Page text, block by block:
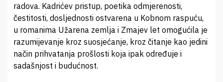
radova. Kadrićev pristup, poetika odmjerenosti,
čestitosti, dosljednosti ostvarena u Kobnom raspuću,
u romanima Užarena zemlja i Zmajev let omogućila je
razumijevanje kroz suosjećanje, kroz čitanje kao jedini
način prihvatanja prošlosti koja ipak određuje i
sadašnjost i budućnost.